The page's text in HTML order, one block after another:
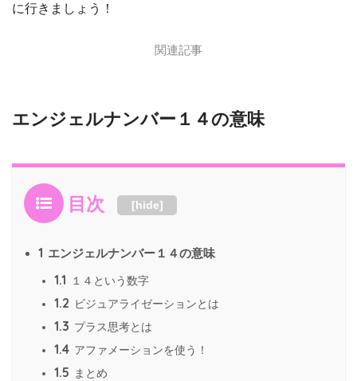
に行きましょう！
関連記事
エンジェルナンバー１４の意味
目次 [hide]
1 エンジェルナンバー１４の意味
1.1 １４という数字
1.2 ビジュアライゼーションとは
1.3 プラス思考とは
1.4 アファメーションを使う！
1.5 まとめ